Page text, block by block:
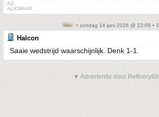
AZ
ALKMAAR
• zondag 14 juni 2026 @ 22:09 • 3
Halcon
Saaie wedstrijd waarschijnlijk. Denk 1-1.
▼ Advertentie door Refinery89